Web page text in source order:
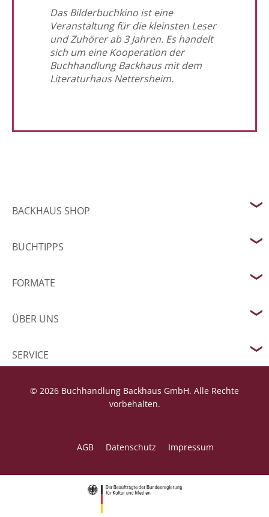
Das Bilderbuchkino ist eine
Veranstaltung für die kleinsten Leser
und Zuhörer ab 3 Jahren. Es handelt
sich um eine Kooperation der
Buchhandlung Backhaus mit dem
Literaturhaus Nettersheim.
BACKHAUS SHOP
BUCHTIPPS
FORMATE
ÜBER UNS
SERVICE
© 2026 Buchhandlung Backhaus GmbH. Alle Rechte
vorbehalten.
AGB Datenschutz Impressum